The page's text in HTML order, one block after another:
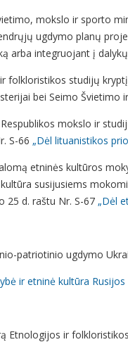
mokslo ir sporto
ugdymo planų
arba integruojant į
folkloristikos studijų
bei Seimo Švietimo
mokslo ir
S-66 „Dėl lituanistikos
etninės kultūros
susijusiems
25 d. raštu Nr. S-67 „Dėl
patriotinio ugdymo
ir etninė kultūra
Etnologijos ir